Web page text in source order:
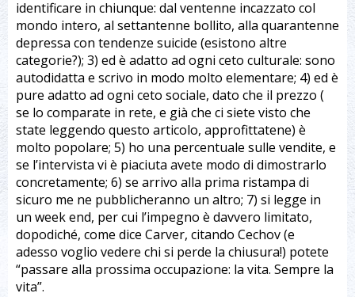
identificare in chiunque: dal ventenne incazzato col
mondo intero, al settantenne bollito, alla quarantenne
depressa con tendenze suicide (esistono altre
categorie?); 3) ed è adatto ad ogni ceto culturale: sono
autodidatta e scrivo in modo molto elementare; 4) ed è
pure adatto ad ogni ceto sociale, dato che il prezzo (
se lo comparate in rete, e già che ci siete visto che
state leggendo questo articolo, approfittatene) è
molto popolare; 5) ho una percentuale sulle vendite, e
se l’intervista vi è piaciuta avete modo di dimostrarlo
concretamente; 6) se arrivo alla prima ristampa di
sicuro me ne pubblicheranno un altro; 7) si legge in
un week end, per cui l’impegno è davvero limitato,
dopodiché, come dice Carver, citando Cechov (e
adesso voglio vedere chi si perde la chiusura!) potete
“passare alla prossima occupazione: la vita. Sempre la
vita”.